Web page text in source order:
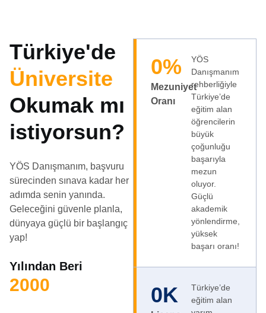
Türkiye'de
Üniversite
Okumak mı
istiyorsun?
YÖS Danışmanım, başvuru
sürecinden sınava kadar her
adımda senin yanında.
Geleceğini güvenle planla,
dünyaya güçlü bir başlangıç
yap!
Yılından Beri
2000
Mezuniyet
Oranı
0%
YÖS
Danışmanım
rehberliğiyle
Türkiye’de
eğitim alan
öğrencilerin
büyük
çoğunluğu
başarıyla
mezun
oluyor.
Güçlü
akademik
yönlendirme,
yüksek
başarı oranı!
0K
Türkiye’de
eğitim alan